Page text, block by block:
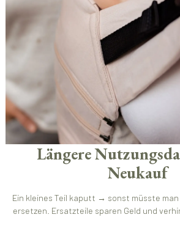
Längere
Neukauf
Ein kleines Teil kaputt → sonst müsste
ersetzen. Ersatzteile sparen Geld und